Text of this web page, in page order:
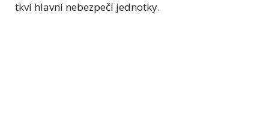
tkví hlavní nebezpečí jednotky.